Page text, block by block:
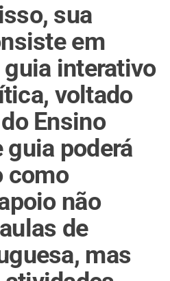
sua
em
interativo
voltado
Ensino
guia poderá
como
não
de
mas